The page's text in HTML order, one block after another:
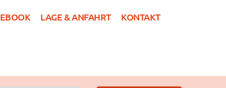
LAGE & ANFAHRT KONTAKT